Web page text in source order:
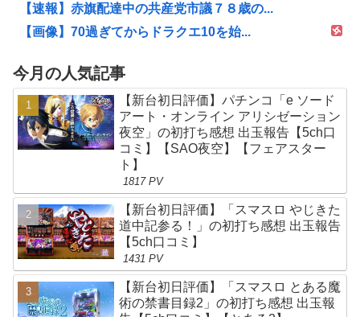
【速報】赤旗配達中の共産党市議７８歳の...
【画像】70過ぎてからドラクエ10を始...
今月の人気記事
【新台初日評価】パチンコ「e ソード
アート・オンライン アリシゼーション
夜空」の初打ち感想 出玉報告【5ch口
コミ】【SAO夜空】【フェアスター
ト】
1817 PV
【新台初日評価】「スマスロ やじきた
道中記参る！」の初打ち感想 出玉報告
【5ch口コミ】
1431 PV
【新台初日評価】「スマスロ とある魔
術の禁書目録2」の初打ち感想 出玉報